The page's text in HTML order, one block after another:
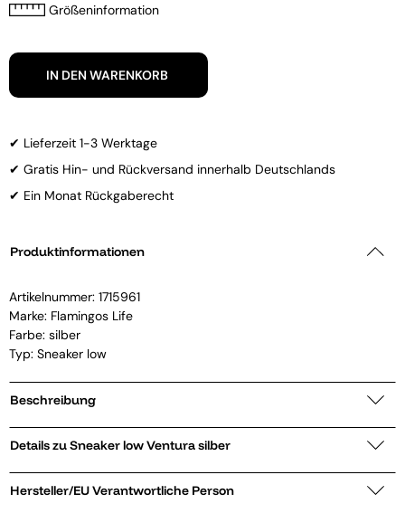
Größeninformation
IN DEN WARENKORB
✔ Lieferzeit 1-3 Werktage
✔ Gratis Hin- und Rückversand innerhalb Deutschlands
✔ Ein Monat Rückgaberecht
Produktinformationen
Artikelnummer: 1715961
Marke: Flamingos Life
Farbe: silber
Typ: Sneaker low
Beschreibung
Details zu Sneaker low Ventura silber
Hersteller/EU Verantwortliche Person